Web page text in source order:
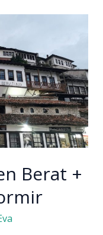
Berat +